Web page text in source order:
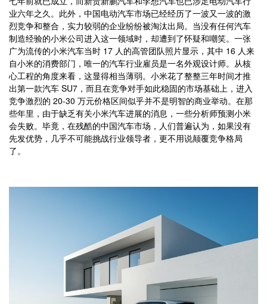
业六年之久。此外，中国电动汽车市场已经经历了一波又一波的激
烈竞争和整合，实力较弱的企业纷纷被淘汰出局。当没有任何汽车
制造经验的小米公司进入这一领域时，却遭到了怀疑和嘲笑。一张
广为流传的小米汽车当时 17 人的高管团队照片显示，其中 16 人来
自小米的消费部门，唯一的汽车行业雇员是一名外观设计师。从核
心工程的角度来看，这显得相当薄弱。小米花了整整三年时间才推
出第一款汽车 SU7，而且在竞争对手如此稳固的市场基础上，进入
竞争激烈的 20-30 万元价格区间似乎并不是明智的商业举动。在那
些年里，由于缺乏有关小米汽车进展的消息，一些分析师预测小米
会失败。毕竟，在残酷的中国汽车市场，人们普遍认为，如果没有
先发优势，几乎不可能挑战行业领导者，更不用说颠覆竞争格局
了。